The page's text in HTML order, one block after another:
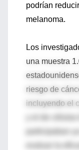
podrían
melanoma.
Los
una muestra
riesgo de
incluyendo el
participaban
evaluar la